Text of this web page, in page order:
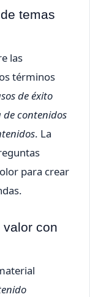
temas
las
términos
de éxito
contenidos
. La
para crear
valor con